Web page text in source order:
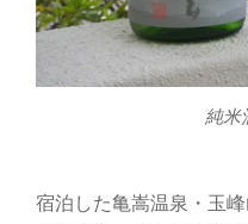
純米
宿泊した亀嵩温泉・玉